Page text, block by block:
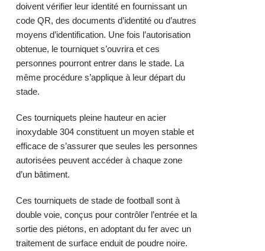
doivent vérifier leur identité en fournissant un
code QR, des documents d’identité ou d’autres
moyens d’identification. Une fois l’autorisation
obtenue, le tourniquet s’ouvrira et ces
personnes pourront entrer dans le stade. La
même procédure s’applique à leur départ du
stade.
Ces tourniquets pleine hauteur en acier
inoxydable 304 constituent un moyen stable et
efficace de s’assurer que seules les personnes
autorisées peuvent accéder à chaque zone
d’un bâtiment.
Ces tourniquets de stade de football sont à
double voie, conçus pour contrôler l’entrée et la
sortie des piétons, en adoptant du fer avec un
traitement de surface enduit de poudre noire.